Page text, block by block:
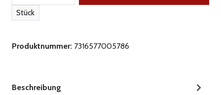
Stück
Produktnummer: 7316577005786
Beschreibung